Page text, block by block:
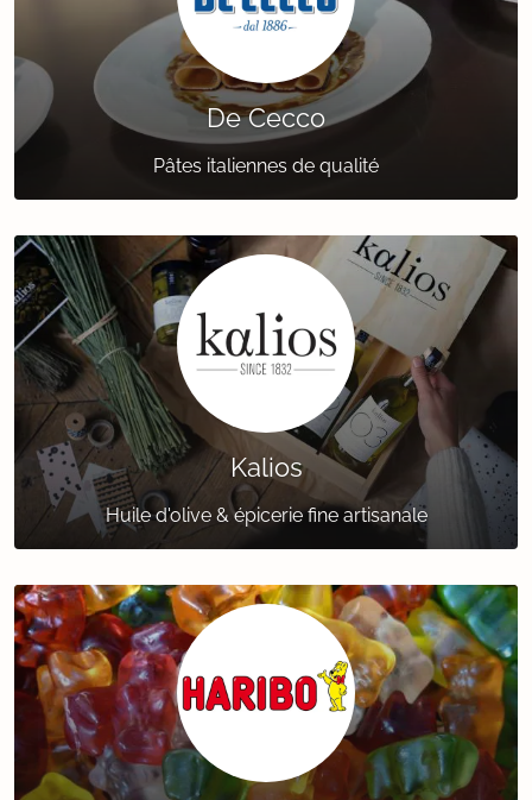
De Cecco
Pâtes italiennes de qualité
Kalios
Huile d'olive & épicerie fine artisanale